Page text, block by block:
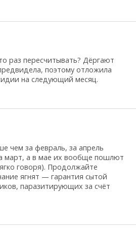
раз пересчитывать? Дёргают
поэтому отложила
на следующий месяц.
чем за февраль, за апрель
март, а в мае их вообще пошлют
говоря). Продолжайте
ягнят — гарантия сытой
паразитирующих за счёт